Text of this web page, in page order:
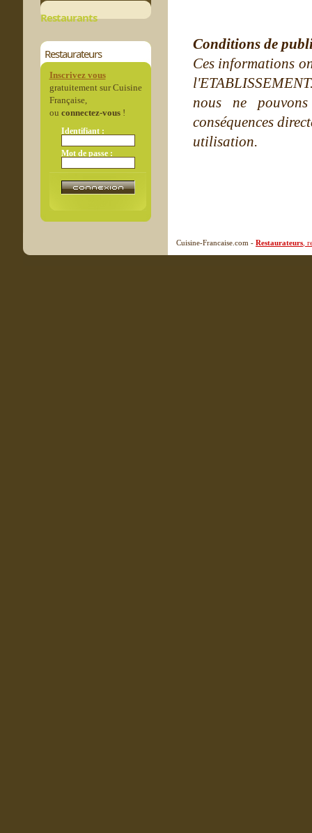
Restaurants
Restaurateurs
Inscrivez vous
gratuitement sur Cuisine
Française,
ou connectez-vous!
Identifiant :
Mot de passe :
Conditions de
Ces informations
nous ne
conséquences
utilisation.
Cuisine-Francaise.com - Restaurateurs ,